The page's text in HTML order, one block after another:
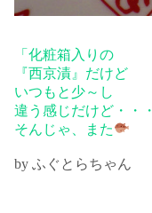
「化粧箱入りの
『西京漬』だけど
いつもと少～し
違う感じだけど・・・
そんじゃ、また
by ふぐとらちゃん